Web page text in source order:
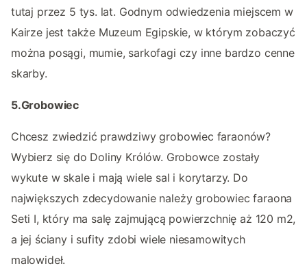
tutaj przez 5 tys. lat. Godnym odwiedzenia miejscem w
Kairze jest także Muzeum Egipskie, w którym zobaczyć
można posągi, mumie, sarkofagi czy inne bardzo cenne
skarby.
5.Grobowiec
Chcesz zwiedzić prawdziwy grobowiec faraonów?
Wybierz się do Doliny Królów. Grobowce zostały
wykute w skale i mają wiele sal i korytarzy. Do
największych zdecydowanie należy grobowiec faraona
Seti I, który ma salę zajmującą powierzchnię aż 120 m2,
a jej ściany i sufity zdobi wiele niesamowitych
malowideł.